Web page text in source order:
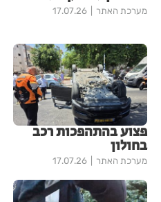
מערכת האתר 17.07.26
פצוע בהתהפכות רכב
בחולון
מערכת האתר 17.07.26